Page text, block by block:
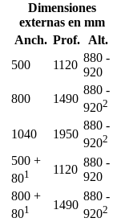
Dimensiones
externas en mm
Anch. Prof.
Alt.
500 1120
880 -
920
800 1490
880 -
9202
1040 1950
880 -
9202
500 +
801 1120
880 -
920
800 +
801 1490
880 -
9202